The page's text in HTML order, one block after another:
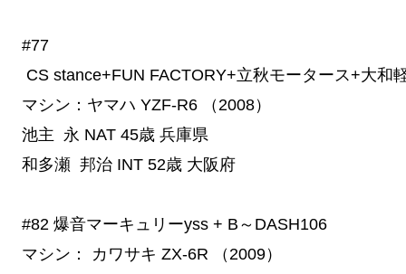
#77
CS stance+FUN FACTORY+立秋モータース+大和
マシン：ヤマハ YZF-R6 （2008）
池主 永 NAT 45歳 兵庫県
和多瀬 邦治 INT 52歳 大阪府
#82 爆音マーキュリーyss + B～DASH106
マシン： カワサキ ZX-6R （2009）